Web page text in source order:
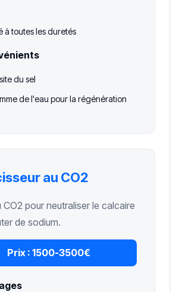
à toutes les duretés
du sel
de l'eau pour la régénération
au CO2
CO2 pour neutraliser le calcaire
de sodium.
Prix : 1500-3500€